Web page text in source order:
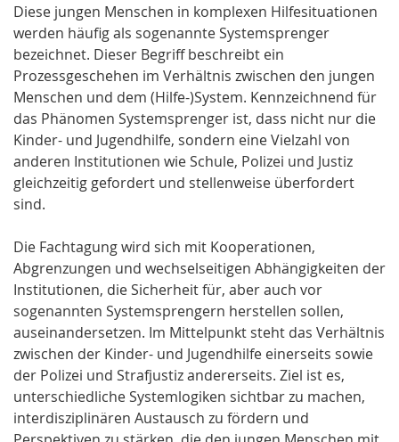
Diese jungen Menschen in komplexen Hilfesituationen
werden häufig als sogenannte Systemsprenger
bezeichnet. Dieser Begriff beschreibt ein
Prozessgeschehen im Verhältnis zwischen den jungen
Menschen und dem (Hilfe-)System. Kennzeichnend für
das Phänomen Systemsprenger ist, dass nicht nur die
Kinder- und Jugendhilfe, sondern eine Vielzahl von
anderen Institutionen wie Schule, Polizei und Justiz
gleichzeitig gefordert und stellenweise überfordert
sind.
Die Fachtagung wird sich mit Kooperationen,
Abgrenzungen und wechselseitigen Abhängigkeiten der
Institutionen, die Sicherheit für, aber auch vor
sogenannten Systemsprengern herstellen sollen,
auseinandersetzen. Im Mittelpunkt steht das Verhältnis
zwischen der Kinder- und Jugendhilfe einerseits sowie
der Polizei und Strafjustiz andererseits. Ziel ist es,
unterschiedliche Systemlogiken sichtbar zu machen,
interdisziplinären Austausch zu fördern und